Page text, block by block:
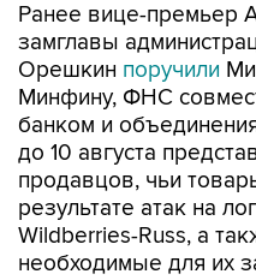
Ранее вице-премьер
замглавы
Орешкин поручили
Минфину, ФНС
банком и
до 10 августа
продавцов, чьи
результате атак на
Wildberries-Russ, а
необходимые для их